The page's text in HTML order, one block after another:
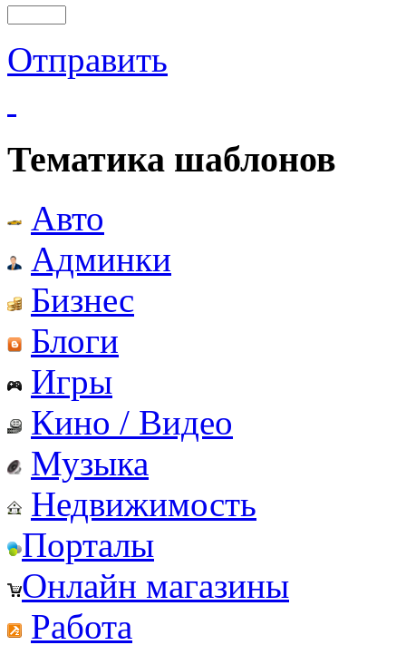
Отправить
Тематика шаблонов
Авто
Админки
Бизнес
Блоги
Игры
Кино / Видео
Музыка
Недвижимость
Порталы
Онлайн магазины
Работа